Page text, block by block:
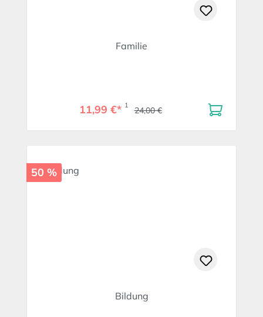
Familie
11,99 €* 1 24,00 €
50 %
Bildung